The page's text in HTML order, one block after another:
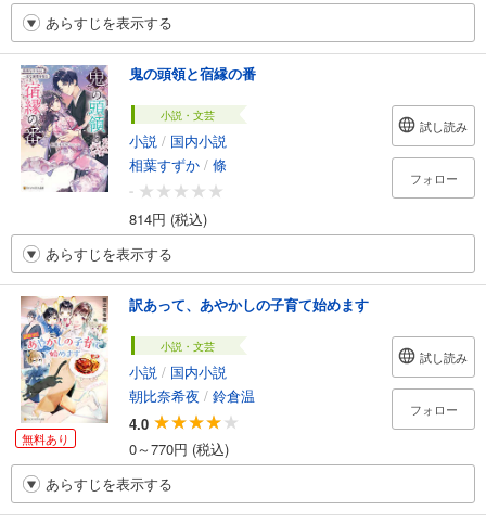
あらすじを表示する
鬼の頭領と宿縁の番
小説・文芸
小説 / 国内小説
相葉すずか / 條
-
814円 (税込)
試し読み
フォロー
あらすじを表示する
無料あり
訳あって、あやかしの子育て始めます
小説・文芸
小説 / 国内小説
朝比奈希夜 / 鈴倉温
4.0
0～770円 (税込)
試し読み
フォロー
あらすじを表示する